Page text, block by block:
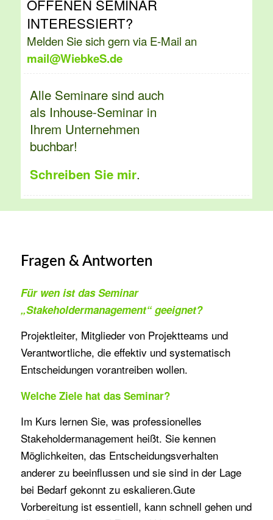
OFFENEN SEMINAR
INTERESSIERT?
Melden Sie sich gern via E-Mail an
mail@WiebkeS.de
Alle Seminare sind auch
als Inhouse-Seminar in
Ihrem Unternehmen
buchbar!
Schreiben Sie mir.
Fragen & Antworten
Für wen ist das Seminar
„Stakeholdermanagement“ geeignet?
Projektleiter, Mitglieder von Projektteams und
Verantwortliche, die effektiv und systematisch
Entscheidungen vorantreiben wollen.
Welche Ziele hat das Seminar?
Im Kurs lernen Sie, was professionelles
Stakeholdermanagement heißt. Sie kennen
Möglichkeiten, das Entscheidungsverhalten
anderer zu beeinflussen und sie sind in der Lage
bei Bedarf gekonnt zu eskalieren.Gute
Vorbereitung ist essentiell, kann schnell gehen und